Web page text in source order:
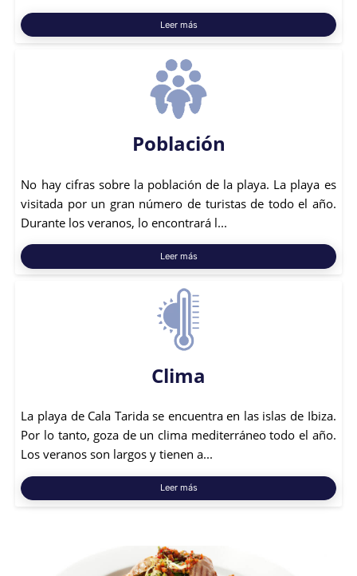
Leer más
Población
No hay cifras sobre la población de la playa. La playa es
visitada por un gran número de turistas de todo el año.
Durante los veranos, lo encontrará l...
Leer más
Clima
La playa de Cala Tarida se encuentra en las islas de Ibiza.
Por lo tanto, goza de un clima mediterráneo todo el año.
Los veranos son largos y tienen a...
Leer más